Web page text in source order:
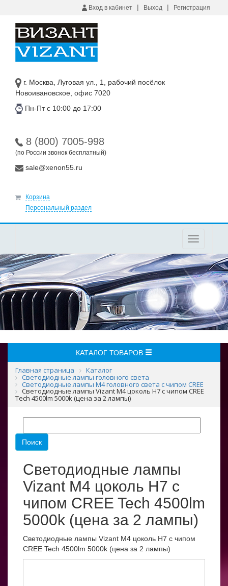
Вход в кабинет | Выход | Регистрация
г. Москва, Луговая ул., 1, рабочий посёлок
Новоивановское, офис 7020
Пн-Пт с 10:00 до 17:00
8 (800) 7005-998
(по России звонок бесплатный)
sale@xenon55.ru
Корзина
Персональный раздел
Toggle
КАТАЛОГ ТОВАРОВ
Главная страница Каталог
Светодиодные лампы головного света
Светодиодные лампы M4 головного света с чипом CREE
Светодиодные лампы Vizant M4 цоколь H7 с чипом CREE
Tech 4500lm 5000k (цена за 2 лампы)
Светодиодные лампы
Vizant M4 цоколь H7 с
чипом CREE Tech 4500lm
5000k (цена за 2 лампы)
Светодиодные лампы Vizant M4 цоколь H7 с чипом
CREE Tech 4500lm 5000k (цена за 2 лампы)